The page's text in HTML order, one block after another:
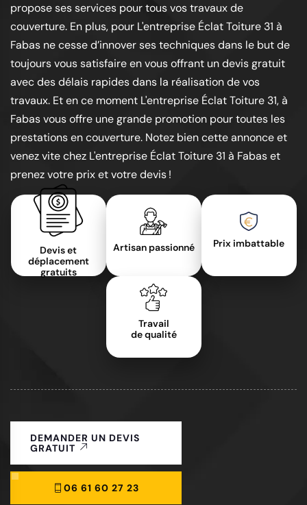
propose ses services pour tous vos travaux de
couverture. En plus, pour L'entreprise Éclat Toiture 31 à
Fabas ne cesse d’innover ses techniques dans le but de
toujours vous satisfaire en vous offrant un devis gratuit
avec des délais rapides dans la réalisation de vos
travaux. Et en ce moment L'entreprise Éclat Toiture 31, à
Fabas vous offre une grande promotion pour toutes les
prestations en couverture. Notez bien cette annonce et
venez vite chez L'entreprise Éclat Toiture 31 à Fabas et
prenez votre prix et votre devis !
Devis et
déplacement
gratuits
Artisan passionné Prix imbattable
Travail
de qualité
DEMANDER UN DEVIS
GRATUIT
06 61 60 27 23